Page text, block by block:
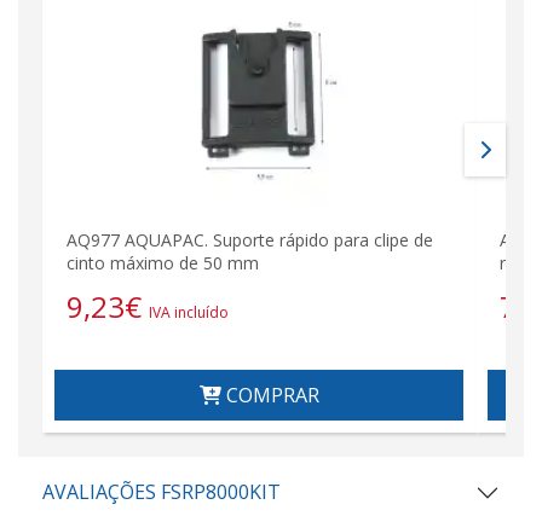
AQ977 AQUAPAC. Suporte rápido para clipe de
cinto máximo de 50 mm
9,23€ IVA incluído
COMPRAR
AVALIAÇÕES FSRP8000KIT